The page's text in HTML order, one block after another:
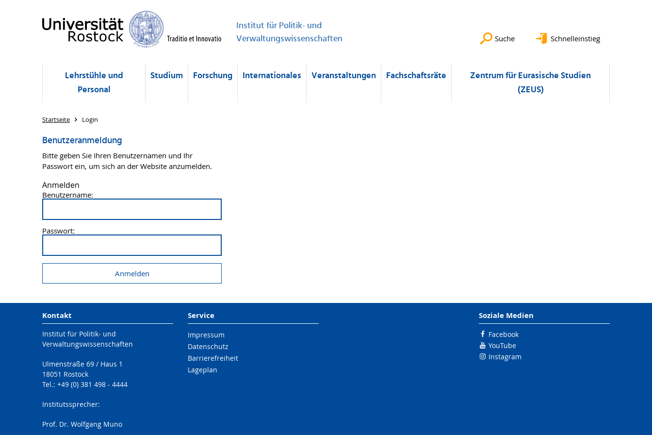
Institut für Politik- und
Verwaltungswissenschaften
Suche Schnelleinstieg
Lehrstühle und
Personal
Studium Forschung Internationales Veranstaltungen Fachschaftsräte
Zentrum für Eurasische Studien
(ZEUS)
Startseite Login
Benutzeranmeldung
Bitte geben Sie Ihren Benutzernamen und Ihr
Passwort ein, um sich an der Website anzumelden.
Anmelden
Benutzername:
Passwort:
Kontakt
Institut für Politik- und
Verwaltungswissenschaften
Ulmenstraße 69 / Haus 1
18051 Rostock
Tel.: +49 (0) 381 498 - 4444
Institutssprecher:
Prof. Dr. Wolfgang Muno
Service
Impressum
Datenschutz
Barrierefreiheit
Lageplan
Soziale Medien
Facebook
YouTube
Instagram